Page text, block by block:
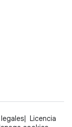
Licencia